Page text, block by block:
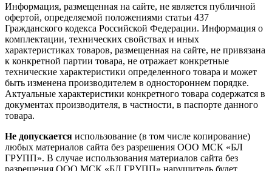
Информация, размещенная на сайте, не является публичной
офертой, определяемой положениями статьи 437
Гражданского кодекса Российской Федерации. Информация о
комплектации, технических свойствах и иных
характеристиках товаров, размещенная на сайте, не привязана
к конкретной партии товара, не отражает конкретные
технические характеристики определенного товара и может
быть изменена производителем в одностороннем порядке.
Актуальные характеристики конкретного товара содержатся в
документах производителя, в частности, в паспорте данного
товара.
Не допускается использование (в том числе копирование)
любых материалов сайта без разрешения ООО МСК «БЛ
ГРУПП». В случае использования материалов сайта без
разрешения ООО МСК «БЛ ГРУПП» нарушитель будет